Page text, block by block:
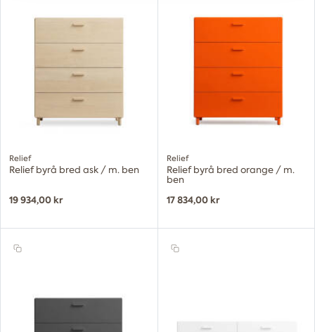
Relief
Relief byrå bred ask / m. ben
19 934,00 kr
Relief
Relief byrå bred orange / m.
ben
17 834,00 kr